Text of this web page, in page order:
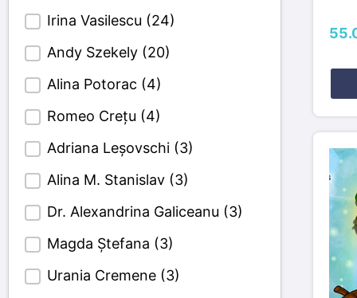
Author Cetagori
Irina Vasilescu (24)
Andy Szekely (20)
Alina Potorac (4)
Romeo Crețu (4)
Adriana Leșovschi (3)
Alina M. Stanislav (3)
Dr. Alexandrina Galiceanu (3)
Magda Ștefana (3)
Urania Cremene (3)